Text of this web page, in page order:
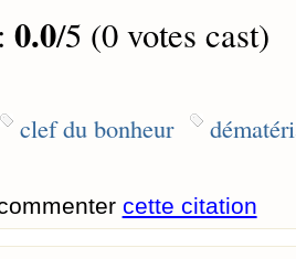
0.0/5 (0 votes cast)
clef du bonheur
cette citation